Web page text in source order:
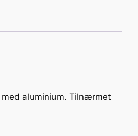
aluminium. Tilnærmet